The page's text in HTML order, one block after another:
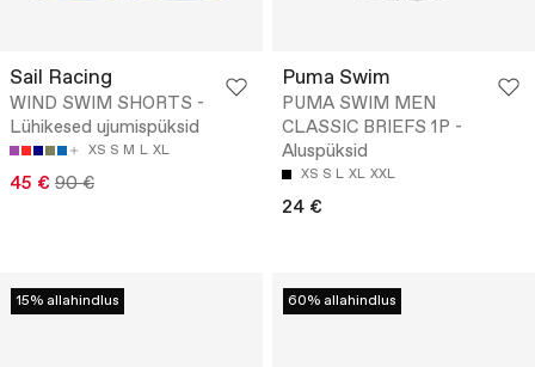
Sail Racing
WIND SWIM SHORTS -
Lühikesed ujumispüksid
XS S M L XL
45 € 90 €
Puma Swim
PUMA SWIM MEN
CLASSIC BRIEFS 1P -
Aluspüksid
XS S L XL XXL
24 €
15% allahindlus 60% allahindlus